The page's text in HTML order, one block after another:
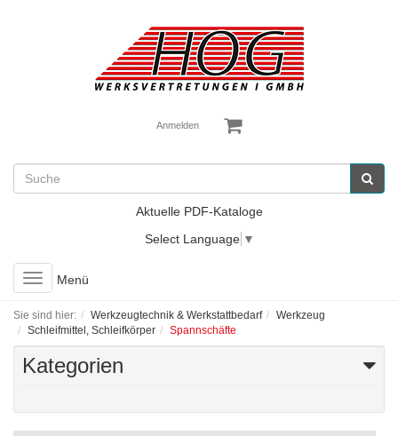
Anmelden
Aktuelle PDF-Kataloge
Select Language ▼
Toggle
navigation
Menü
Sie sind hier: Werkzeugtechnik & Werkstattbedarf
Werkzeug
Schleifmittel, Schleifkörper
Spannschäfte
Kategorien